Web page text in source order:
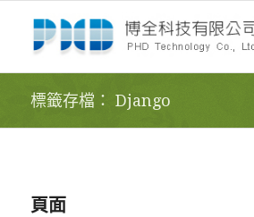
標籤存檔： Django
頁面